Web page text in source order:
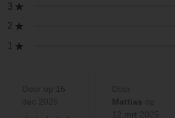
3
2
1